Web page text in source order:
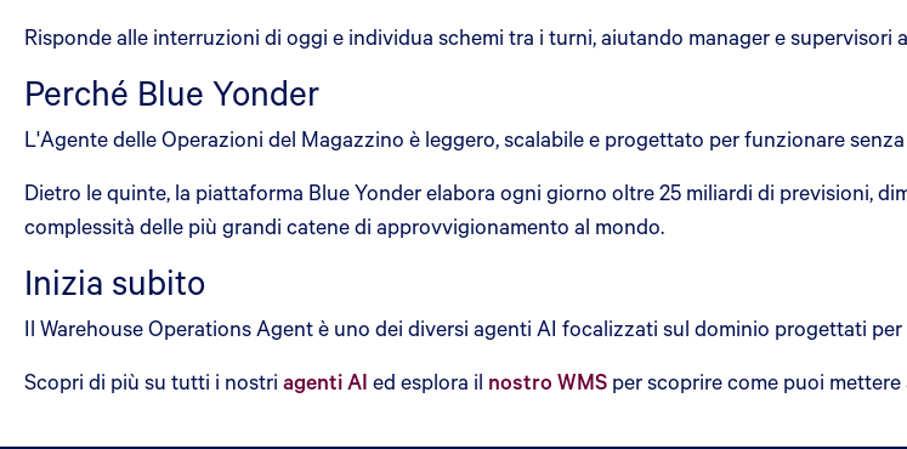
Risponde alle interruzioni di oggi e individua schemi tra i turni, aiutando manager e
Perché Blue Yonder
L'Agente delle Operazioni del Magazzino è leggero, scalabile e progettato per funzionare
Dietro le quinte, la piattaforma Blue Yonder elabora ogni giorno oltre 25 miliardi di previsioni,
complessità delle più grandi catene di approvvigionamento al mondo.
Inizia subito
Il Warehouse Operations Agent è uno dei diversi agenti AI focalizzati sul dominio progettati
Scopri di più su tutti i nostri agenti AI ed esplora il nostro WMS per scoprire come puoi